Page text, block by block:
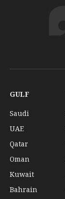
GULF
Saudi
UAE
Qatar
Oman
Kuwait
Bahrain